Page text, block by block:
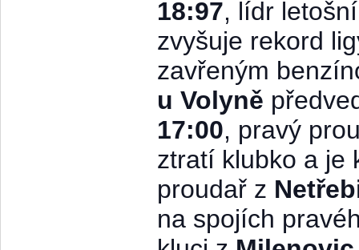
18:97, lídr
zvyšuje rekord
zavřeným
u Volyně
17:00, pravý
ztratí klubko a je
proudař z
na spojích